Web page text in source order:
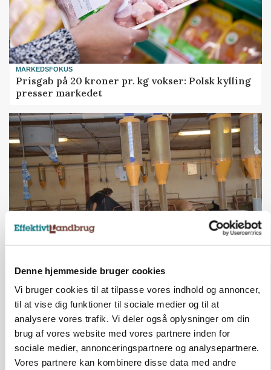
Denne hjemmeside bruger cookies
Vi bruger cookies til at tilpasse vores indhold og annoncer,
til at vise dig funktioner til sociale medier og til at
analysere vores trafik. Vi deler også oplysninger om din
brug af vores website med vores partnere inden for
sociale medier, annonceringspartnere og analysepartnere.
Vores partnere kan kombinere disse data med andre
MARKEDSFOKUS
Prisgab på 20 kroner pr. kg vokser: Polsk kylling
presser markedet
Rådgiver om DB-Tjek: Små justeringer kan give
store besparelser
Loading...